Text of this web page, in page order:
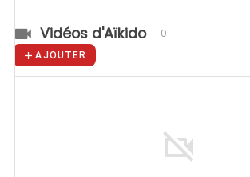
Vidéos d'Aïkido 0
AJOUTER